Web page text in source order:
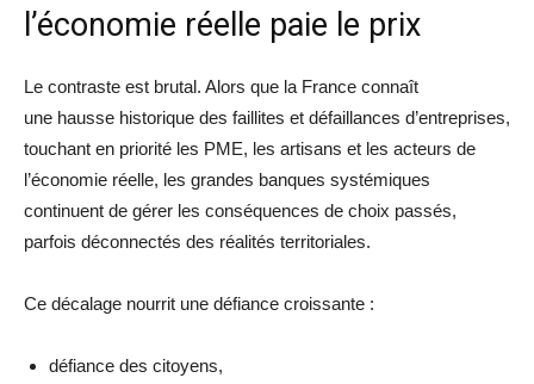
l’économie réelle paie le prix
Le contraste est brutal. Alors que la France connaît
une hausse historique des faillites et défaillances d’entreprises,
touchant en priorité les PME, les artisans et les acteurs de
l’économie réelle, les grandes banques systémiques
continuent de gérer les conséquences de choix passés,
parfois déconnectés des réalités territoriales.
Ce décalage nourrit une défiance croissante :
défiance des citoyens,